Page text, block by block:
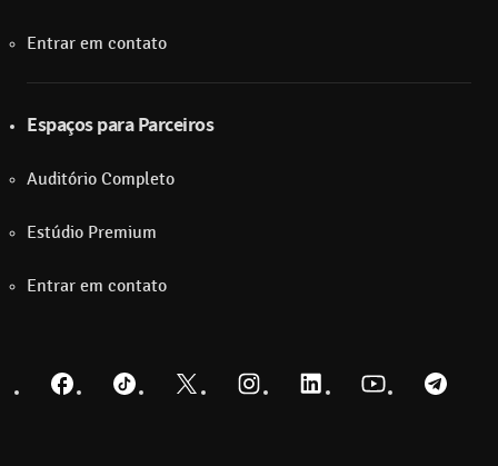
Entrar em contato
Espaços para Parceiros
Auditório Completo
Estúdio Premium
Entrar em contato
FacebookTikTok Twitter InstagramLinkedInYouTube